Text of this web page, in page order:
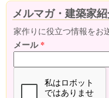
メルマガ・建築家
家作りに役立つ情報をお
メール*